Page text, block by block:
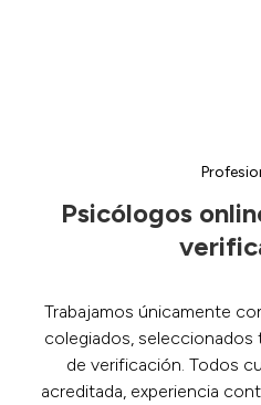
Psicólogos
Trabajamos únicamente
colegiados, seleccionados
de verificación. Todos
acreditada, experiencia